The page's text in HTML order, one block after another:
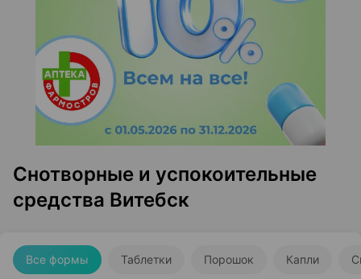
Снотворные и успокоительные
средства Витебск
Все формы Таблетки Порошок Капли